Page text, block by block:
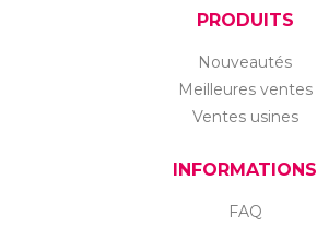
PRODUITS
Nouveautés
Meilleures ventes
Ventes usines
INFORMATIONS
FAQ